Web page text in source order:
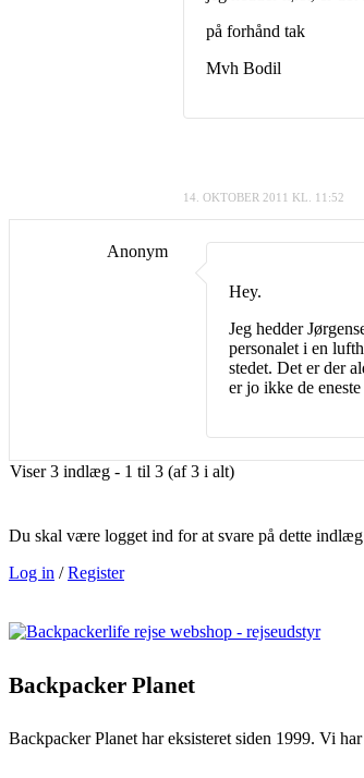
på forhånd tak
Mvh Bodil
14. OKTOBER 2011 KL. 11:52
Anonym
Hey.
Jeg hedder
personalet i en
stedet. Det er der
er jo ikke de
Viser 3 indlæg - 1 til 3 (af 3 i alt)
Du skal være logget ind for at svare på dette
Log in /Register
Backpacker Planet
Backpacker Planet har eksisteret siden 1999. Vi